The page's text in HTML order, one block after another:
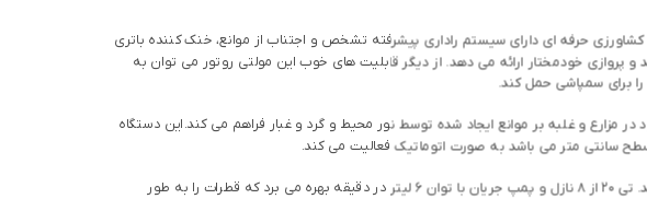
کشاورزی حرفه ای دارای سیستم راداری پیشرفته تشخص و اجتناب از موانع، خنک کننده باتری
و پروازی خودمختار ارائه می دهد. از دیگر قابلیت های خوب این مولتی روتور می توان به
این دستگاه
به سادگی تمامی پارامترهای عملیاتی را تنظیم کنید و T20 می تواند به راحتی در تمامی سناریوها عملکرد خودمختاری داشته باشد. تی 20 از 8 نازل و پمپ جریان با توان 6 لیتر در دقیقه بهره می برد که قطرات را به طور